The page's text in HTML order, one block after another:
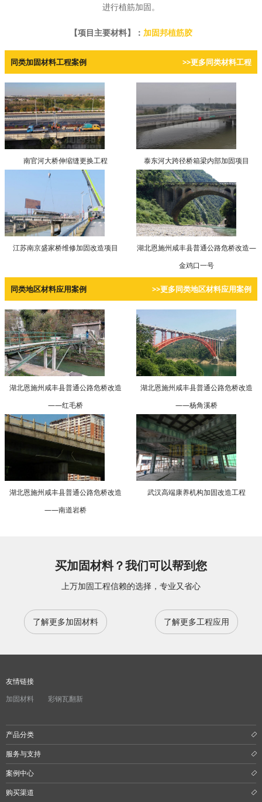
进行植筋加固。
【项目主要材料】： 加固邦植筋胶
同类加固材料工程案例 >>更多同类材料工程
南官河大桥伸缩缝更换工程 泰东河大跨径桥箱梁内部加固项目
江苏南京盛家桥维修加固改造项目
湖北恩施州咸丰县普通公路危桥改造—
金鸡口一号
同类地区材料应用案例 >>更多同类地区材料应用案例
湖北恩施州咸丰县普通公路危桥改造
——红毛桥
湖北恩施州咸丰县普通公路危桥改造
——杨角溪桥
湖北恩施州咸丰县普通公路危桥改造
——南道岩桥
武汉高端康养机构加固改造工程
买加固材料？我们可以帮到您
上万加固工程信赖的选择，专业又省心
了解更多加固材料 了解更多工程应用
友情链接
加固材料
彩钢瓦翻新
产品分类
服务与支持
案例中心
购买渠道